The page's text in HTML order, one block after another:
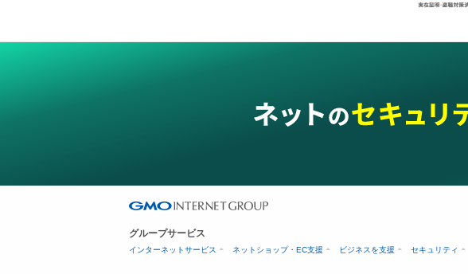
グループサービス
インターネットサービス ネットショップ・EC支援 ビジネスを支援 セキュリティ